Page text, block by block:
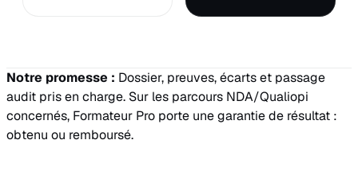
Notre promesse : Dossier, preuves, écarts et passage
audit pris en charge. Sur les parcours NDA/Qualiopi
concernés, Formateur Pro porte une garantie de résultat :
obtenu ou remboursé.